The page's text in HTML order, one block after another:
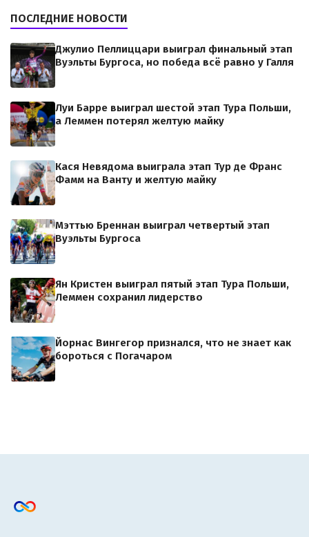
ПОСЛЕДНИЕ НОВОСТИ
Джулио Пеллиццари выиграл финальный этап
Вуэльты Бургоса, но победа всё равно у Галля
Луи Барре выиграл шестой этап Тура Польши,
а Леммен потерял желтую майку
Кася Невядома выиграла этап Тур де Франс
Фамм на Ванту и желтую майку
Мэттью Бреннан выиграл четвертый этап
Вуэльты Бургоса
Ян Кристен выиграл пятый этап Тура Польши,
Леммен сохранил лидерство
Йорнас Вингегор признался, что не знает как
бороться с Погачаром